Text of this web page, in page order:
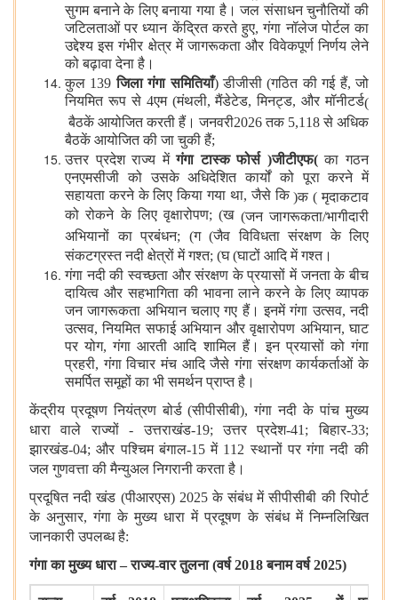
सुगम बनाने के लिए बनाया गया है। जल संसाधन चुनौतियों की
जटिलताओं पर ध्यान केंद्रित करते हुए, गंगा नॉलेज पोर्टल का
उद्देश्य इस गंभीर क्षेत्र में जागरूकता और विवेकपूर्ण निर्णय लेने
को बढ़ावा देना है।
कुल 139जिला गंगा समितियाँ(डीजीसी )गठित की गई हैं, जो
नियमित रूप से 4एम (मंथली, मैंडेटेड, मिनट्ड, और मॉनीटर्ड)
बैठकें आयोजित करती हैं। जनवरी2026 तक 5,118 से अधिक
बैठकें आयोजित की जा चुकी हैं;
उत्तर प्रदेश राज्य मेंगंगा टास्क फोर्स (जीटीएफ)का गठन
एनएमसीजी को उसके अधिदेशित कार्यों को पूरा करने में
सहायता करने के लिए किया गया था, जैसे कि(क) मृदाकटाव
को रोकने के लिए वृक्षारोपण; (ख)जन जागरूकता/भागीदारी
अभियानों का प्रबंधन; (ग)जैव विविधता संरक्षण के लिए
संकटग्रस्‍त नदी क्षेत्रों में गश्त; (घ)घाटों आदि में गश्त।
गंगा नदी की स्वच्छता और संरक्षण के प्रयासों में जनता के बीच
दायित्‍व और सहभागिता की भावना लाने करने के लिए व्यापक
जन जागरूकता अभियान चलाए गए हैं। इनमें गंगा उत्सव, नदी
उत्सव, नियमित सफाई अभियान और वृक्षारोपण अभियान, घाट
पर योग, गंगा आरती आदि शामिल हैं। इन प्रयासों को गंगा
प्रहरी, गंगा विचार मंच आदि जैसे गंगा संरक्षण कार्यकर्ताओं के
समर्पित समूहों का भी समर्थन प्राप्त है।
केंद्रीय प्रदूषण नियंत्रण बोर्ड (सीपीसीबी), गंगा नदी के पांच मुख्य
धारा वाले राज्यों - उत्तराखंड-19; उत्तर प्रदेश-41; बिहार-33;
झारखंड-04; और पश्चिम बंगाल-15 में 112 स्थानों पर गंगा नदी की
जल गुणवत्ता की मैन्युअल निगरानी करता है।
प्रदूषित नदी खंड (पीआरएस) 2025 के संबंध में सीपीसीबी की रिपोर्ट
के अनुसार, गंगा के मुख्य धारा में प्रदूषण के संबंध में निम्नलिखित
जानकारी उपलब्ध है:
गंगा का मुख्य धारा – राज्य-वार तुलना (वर्ष 2018 बनाम वर्ष 2025)